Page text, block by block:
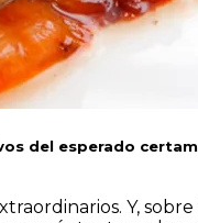
del esperado
Y,